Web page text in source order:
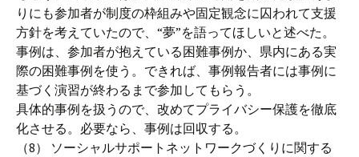
りにも参加者が制度の枠組みや固定観念に囚われて支援
方針を考えていたので、“夢”を語ってほしいと述べた。
事例は、参加者が抱えている困難事例か、県内にある実
際の困難事例を使う。できれば、事例報告者には事例に
基づく演習が終わるまで参加してもらう。
具体的事例を扱うので、改めてプライバシー保護を徹底
化させる。必要なら、事例は回収する。
（8） ソーシャルサポートネットワークづくりに関する